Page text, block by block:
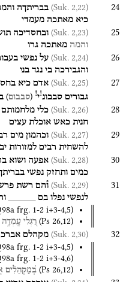
24
(Suk. 2,22) בבריתךה
כיא מאתכה מעמדי
25
(Suk. 2,23) ובחסדיכה
והמה מאתכה גרו
26
(Suk. 2,24) על נפשי
והגבירכה בי נגד בני
27
(Suk. 2,25) אדם כיא
גבורים סבבונ!י!
(סבבום)
28
(Suk. 2,26) כלי מלחמותם
חנית כאש אוכלת עצים
29
(Suk. 2,27) וכהמון מים
להשחית רבים למזורות
30
(Suk. 2,28) אפעה ושוא
כמים ותחזק נפשי
31
(Suk. 2,29) ו֯הם רשת
לנפשי נפלו בם
frg. 1-2 i+3-4,5)
(Ps 26,12) רַ֭גְלִי עָֽמְדָ֣ה
32
(Suk. 2,30) מקהלם
frg. 1-2 i+3-4,5)
frg. 1-2 i+3-4,6)
(Ps 26,12) בְּ֝מַקְהֵלִ֗ים